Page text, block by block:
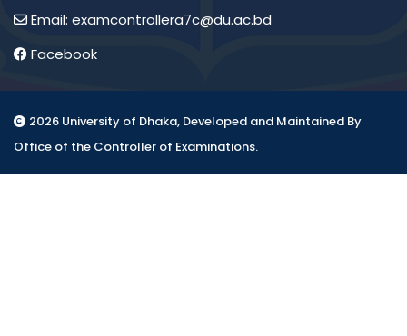
Email: examcontrollera7c@du.ac.bd
Facebook
2026 University of Dhaka, Developed and Maintained By
Office of the Controller of Examinations.